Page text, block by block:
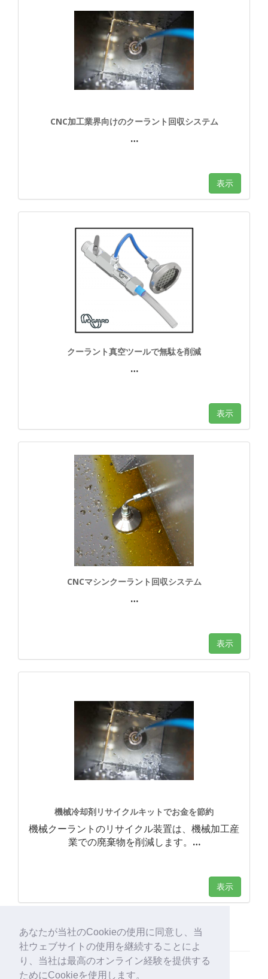
あなたが当社のCookieの使用に同意し、当
社ウェブサイトの使用を継続することによ
り、当社は最高のオンライン経験を提供する
ためにCookieを使用します。
CNC加工業界向けのクーラント回収システム
…
表示
クーラント真空ツールで無駄を削減
…
表示
CNCマシンクーラント回収システム
…
表示
機械冷却剤リサイクルキットでお金を節約
機械クーラントのリサイクル装置は、機械加工産
業での廃棄物を削減します。 …
表示